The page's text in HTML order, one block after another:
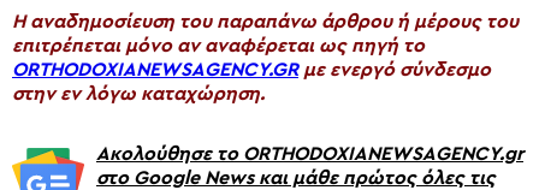
H αναδημοσίευση του παραπάνω άρθρου ή μέρους του
επιτρέπεται μόνο αν αναφέρεται ως πηγή το
ORTHODOXIANEWSAGENCY.GRμε ενεργό σύνδεσμο
στην εν λόγω καταχώρηση.
Ακολούθησε το ORTHODOXIANEWSAGENCY.gr
στο Google News και μάθε πρώτος όλες τις